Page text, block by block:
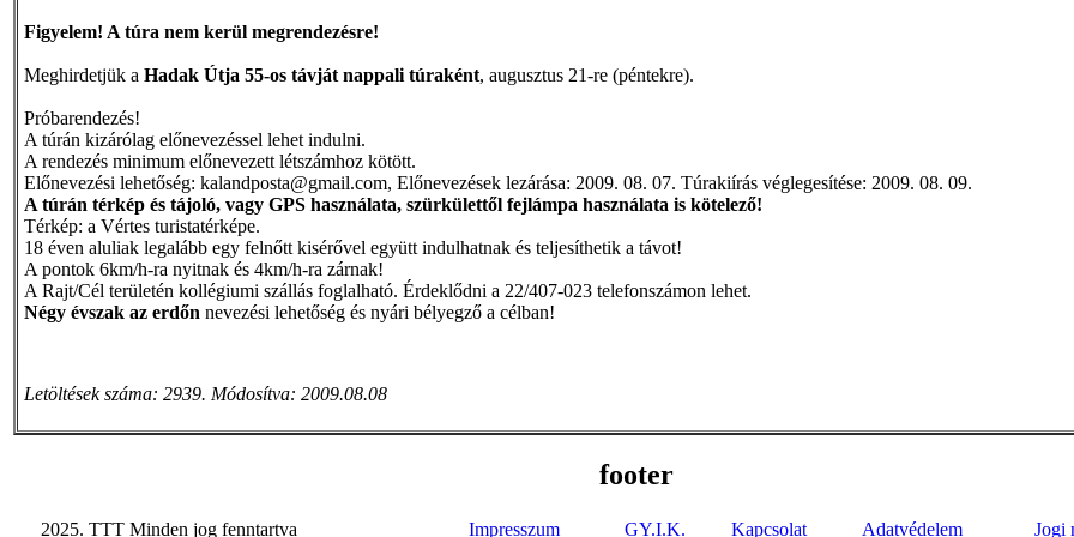
Figyelem! A túra nem kerül megrendezésre!
Meghirdetjük a Hadak Útja 55-os távját nappali túraként, augusztus 21-re (péntekre).
Próbarendezés!
A túrán kizárólag előnevezéssel lehet indulni.
A rendezés minimum előnevezett létszámhoz kötött.
Előnevezési lehetőség: kalandposta@gmail.com, Előnevezések lezárása: 2009. 08. 07. Túrakiírás véglegesítése: 2009. 08. 09.
A túrán térkép és tájoló, vagy GPS használata, szürkülettől fejlámpa használata is kötelező!
Térkép: a Vértes turistatérképe.
18 éven aluliak legalább egy felnőtt kisérővel együtt indulhatnak és teljesíthetik a távot!
A pontok 6km/h-ra nyitnak és 4km/h-ra zárnak!
A Rajt/Cél területén kollégiumi szállás foglalható. Érdeklődni a 22/407-023 telefonszámon lehet.
Négy évszak az erdőn nevezési lehetőség és nyári bélyegző a célban!
Letöltések száma: 2939. Módosítva: 2009.08.08
footer
2025. TTT Minden jog fenntartva Impresszum GY.I.K. Kapcsolat Adatvédelem Jogi